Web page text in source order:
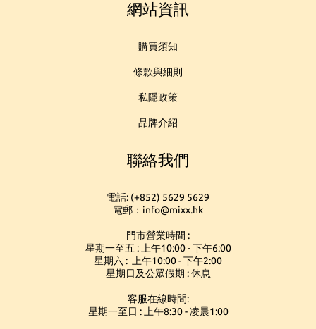
網站資訊
購買須知
條款與細則
私隱政策
品牌介紹
聯絡我們
電話: (+852) 5629 5629
電郵：info@mixx.hk
門市營業時間 :
星期一至五 : 上午10:00 - 下午6:00
星期六 : 上午10:00 - 下午2:00
星期日及公眾假期 : 休息
客服在線時間:
星期一至日 : 上午8:30 - 凌晨1:00